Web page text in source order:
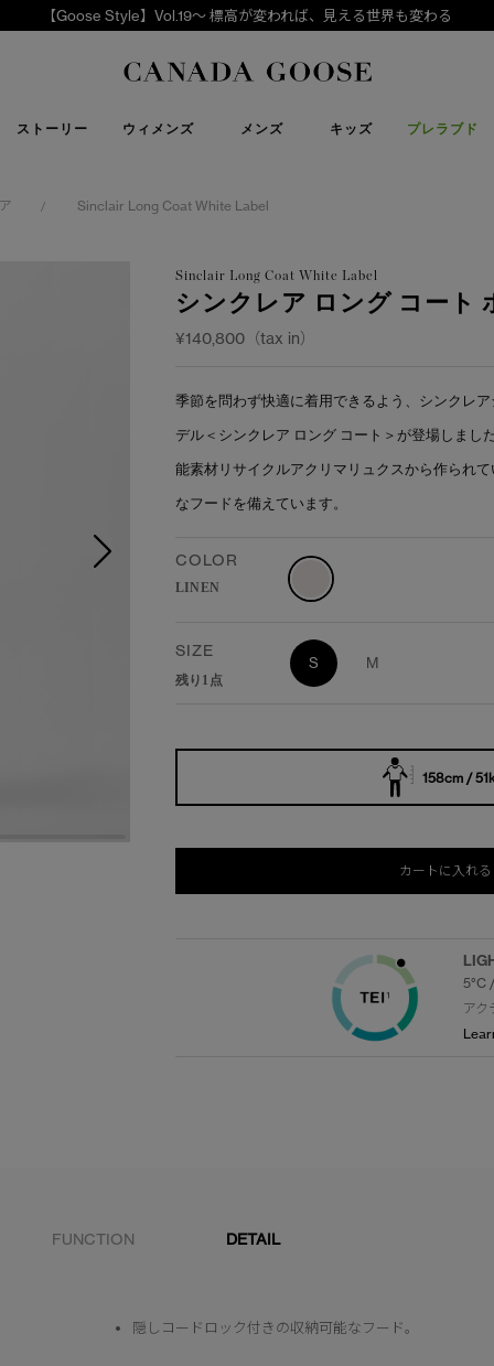
【Goose Style】Vol.19～ 標高が変われば、見える世界も変わる
Canada Goose
ストーリー ウィメンズ メンズ キッズ プレラブド
下取り申請
/ Sinclair Long Coat White Label
Sinclair Long Coat White Label
シンクレア ロング コート
¥140,800（tax in）
季節を問わず快適に着用できるよう、シンクレ
デル＜シンクレア ロング コート＞が登場しま
能素材リサイクルアクリマリュクスから作られ
なフードを備えています。
COLOR
LINEN
SIZE
残り1点
S M
158cm /
カートに入れる
5°C
アク
FUNCTION DETAIL
隠しコードロック付きの収納可能なフード。